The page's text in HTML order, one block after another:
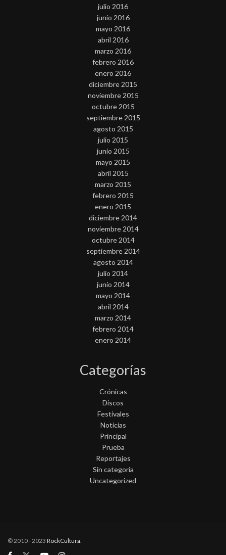
julio 2016
junio 2016
mayo 2016
abril 2016
marzo 2016
febrero 2016
enero 2016
diciembre 2015
noviembre 2015
octubre 2015
septiembre 2015
agosto 2015
julio 2015
junio 2015
mayo 2015
abril 2015
marzo 2015
febrero 2015
enero 2015
diciembre 2014
noviembre 2014
octubre 2014
septiembre 2014
agosto 2014
julio 2014
junio 2014
mayo 2014
abril 2014
marzo 2014
febrero 2014
enero 2014
Categorías
Crónicas
Discos
Festivales
Noticias
Principal
Prueba
Reportajes
Sin categoría
Uncategorized
© 2010 - 2023 RockCultura.